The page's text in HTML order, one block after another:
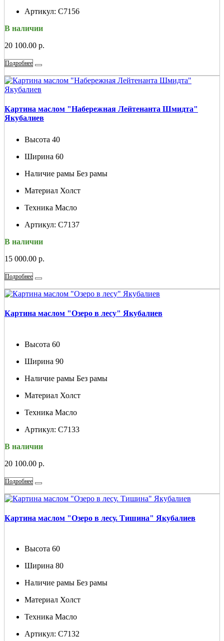
Артикул: С7156
В наличии
20 100.00 р.
Подробнее
Картина маслом "Набережная Лейтенанта Шмидта"
Якубалиев
Высота 40
Ширина 60
Наличие рамы Без рамы
Материал Холст
Техника Масло
Артикул: С7137
В наличии
15 000.00 р.
Подробнее
Картина маслом "Озеро в лесу" Якубалиев
Высота 60
Ширина 90
Наличие рамы Без рамы
Материал Холст
Техника Масло
Артикул: С7133
В наличии
20 100.00 р.
Подробнее
Картина маслом "Озеро в лесу. Тишина" Якубалиев
Высота 60
Ширина 80
Наличие рамы Без рамы
Материал Холст
Техника Масло
Артикул: С7132